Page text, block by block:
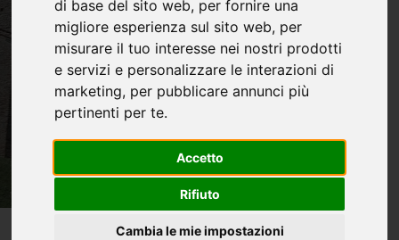
di base del sito web, per fornire una
migliore esperienza sul sito web, per
misurare il tuo interesse nei nostri prodotti
e servizi e personalizzare le interazioni di
marketing, per pubblicare annunci più
pertinenti per te.
Accetto
Rifiuto
Cambia le mie impostazioni